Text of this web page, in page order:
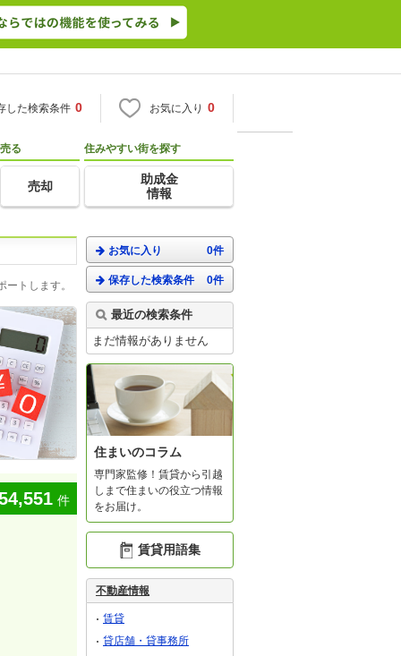
した検索条件 0 お気に入り 0
売る
売却
住みやすい街を探す
助成金
情報
トします。
件
お気に入り 0件
保存した検索条件 0件
最近の検索条件
まだ情報がありません
住まいのコラム
専門家監修！賃貸から引越
しまで住まいの役立つ情報
をお届け。
賃貸用語集
不動産情報
賃貸
貸店舗・貸事務所